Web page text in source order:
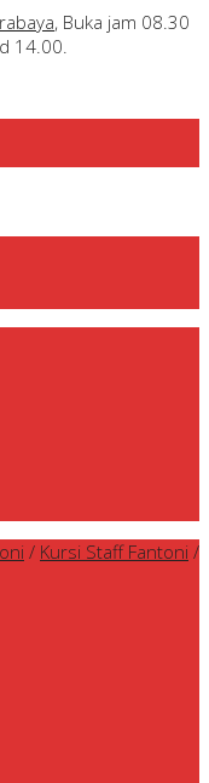
, Buka jam 08.30
14.00.
/ Kursi Staff Fantoni /